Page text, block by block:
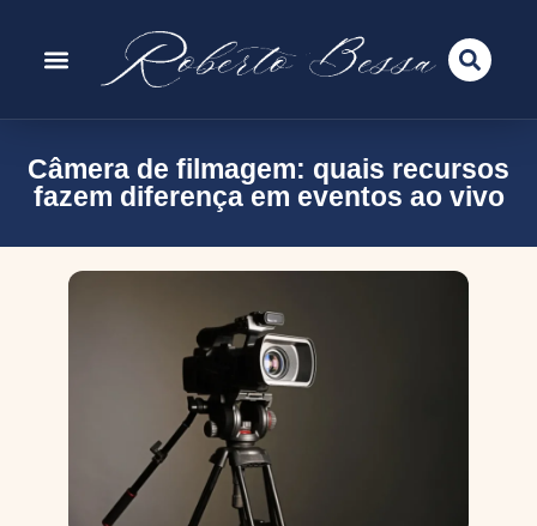
Câmera de filmagem: quais recursos
fazem diferença em eventos ao vivo